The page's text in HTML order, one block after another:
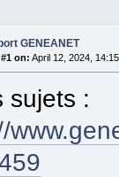
GENEANET
on: April 12, 2024,
sujets :